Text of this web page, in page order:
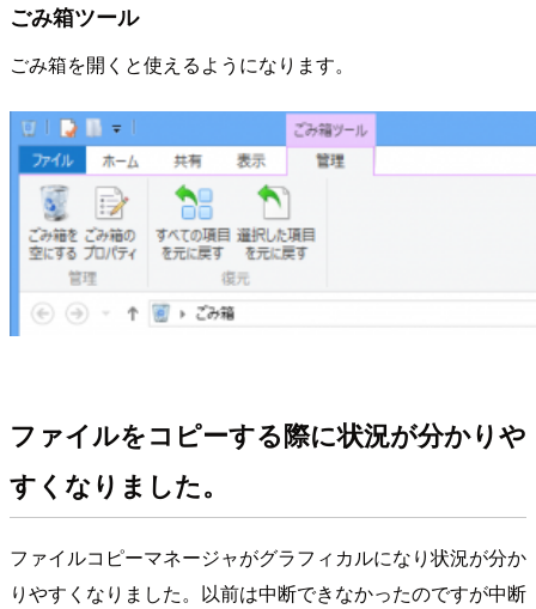
ごみ箱ツール
ごみ箱を開くと使えるようになります。
ファイルをコピーする際に状況が分かりや
すくなりました。
ファイルコピーマネージャがグラフィカルになり状況が分か
りやすくなりました。以前は中断できなかったのですが中断